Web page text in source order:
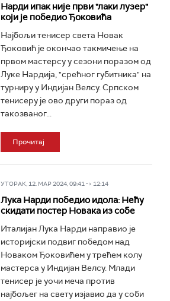
Нарди ипак није први "лаки лузер"
који је победио Ђоковића
Најбољи тенисер света Новак
Ђоковић је окончао такмичење на
првом мастерсу у сезони поразом од
Луке Нардија, "срећног губитника" на
турниру у Индијан Велсу. Српском
тенисеру је ово други пораз од
такозваног...
Прочитај
УТОРАК, 12. МАР 2024, 09:41 -> 12:14
Лука Нарди победио идола: Нећу
скидати постер Новака из собе
Италијан Лука Нарди направио је
историјски подвиг победом над
Новаком Ђоковићем у трећем колу
мастерса у Индијан Велсу. Млади
тенисер је уочи меча против
најбољег на свету изјавио да у соби